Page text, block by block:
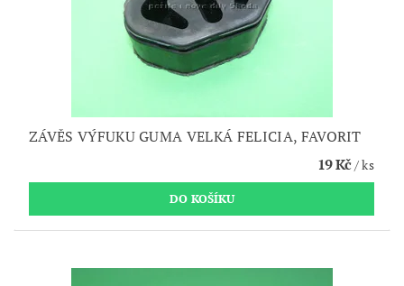
ZÁVĚS VÝFUKU GUMA VELKÁ FELICIA, FAVORIT
19 Kč/ ks